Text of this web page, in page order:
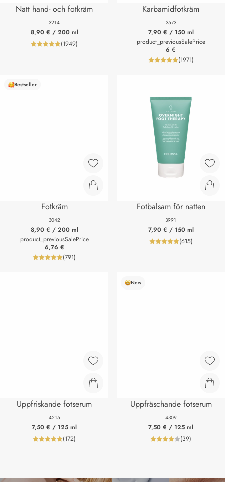
Natt hand- och fotkräm
3214
8,90 € / 200 ml
product_reviewNumberLabel
(1949)
Karbamidfotkräm
3573
7,90 € / 150 ml
product_previousSalePrice
6 €
(1971)
Bestseller
Fotkräm
3042
8,90 € / 200 ml
product_previousSalePrice
6,76 €
product_reviewNumberLabel
(791)
Fotbalsam för natten
3991
7,90 € / 150 ml
(615)
Uppfriskande fotserum
4215
7,50 € / 125 ml
product_reviewNumberLabel
(172)
New
Uppfräschande fotserum
4309
7,50 € / 125 ml
(39)